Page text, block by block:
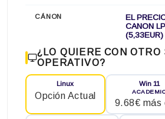
CÁNON
EL
CANON
(5,33EUR)
¿LO QUIERE CON OTRO
OPERATIVO?
Linux
Opción Actual
Win 11
9.68€ más